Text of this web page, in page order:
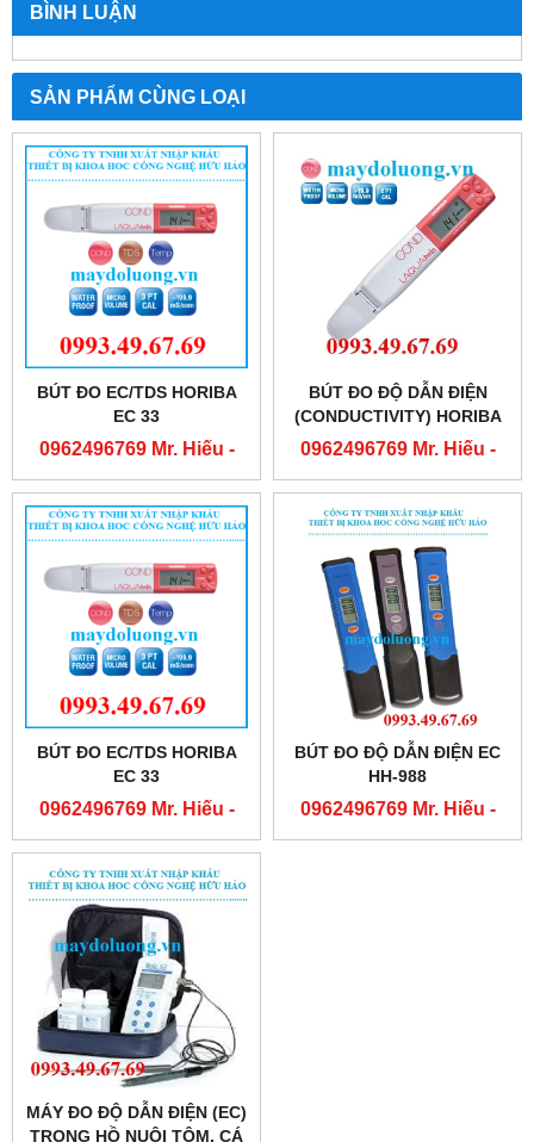
BÌNH LUẬN
SẢN PHẨM CÙNG LOẠI
BÚT ĐO EC/TDS HORIBA
EC 33
0962496769 Mr. Hiếu -
0763556769 Mr. Cường
BÚT ĐO ĐỘ DẪN ĐIỆN
(CONDUCTIVITY) HORIBA
EC 11
0962496769 Mr. Hiếu -
0763556769 Mr. Cường
BÚT ĐO EC/TDS HORIBA
EC 33
0962496769 Mr. Hiếu -
0763556769 Mr. Cường
BÚT ĐO ĐỘ DẪN ĐIỆN EC
HH-988
0962496769 Mr. Hiếu -
0763556769 Mr. Cường
MÁY ĐO ĐỘ DẪN ĐIỆN (EC)
TRONG HỒ NUÔI TÔM, CÁ